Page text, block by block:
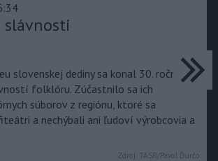
slávnosti
slovenskej dediny sa konal 30. ročník
folklóru. Zúčastnilo sa ich
súborov z regiónu, ktoré sa
a nechýbali ani ľudoví výrobcovia a
Zdroj: TASR/Pavol Ďurčo